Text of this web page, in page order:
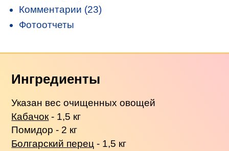
Комментарии (23)
Фотоотчеты
Ингредиенты
Указан вес очищенных овощей
Кабачок - 1,5 кг
Помидор - 2 кг
Болгарский перец - 1,5 кг